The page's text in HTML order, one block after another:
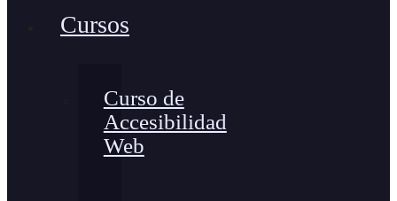
Cursos
Curso de
Accesibilidad
Web